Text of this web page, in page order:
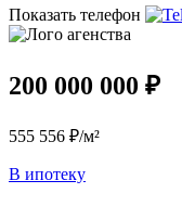
Показать телефон
200 000 000 ₽
555 556 ₽/м²
В ипотеку